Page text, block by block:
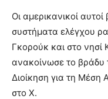
Οι αμερικανικοί
συστήματα ελέγχου
Γκορούκ και στο
ανακοίνωσε το βράδυ
Διοίκηση για τη
στο X.